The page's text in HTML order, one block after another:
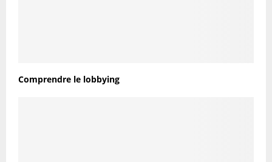
Comprendre le lobbying